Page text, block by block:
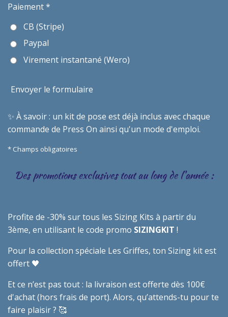
Paiement *
CB (Stripe)
Paypal
Virement instantané (Wero)
Envoyer le formulaire
✨ À savoir : un kit de pose est déjà inclus avec chaque
commande de Press On ainsi qu'un mode d'emploi.
* Champs obligatoires
Des promotions exclusives tout au long de l'année :
Profite de -30% sur tous les Sizing Kits à partir du
3ème, en utilisant le code promo SIZINGKIT !
Pour la collection spéciale Les Griffes, ton Sizing kit est
offert 🖤
Et ce n’est pas tout : la livraison est offerte dès 100€
d'achat (hors frais de port). Alors, qu’attends-tu pour te
faire plaisir ? 🥰